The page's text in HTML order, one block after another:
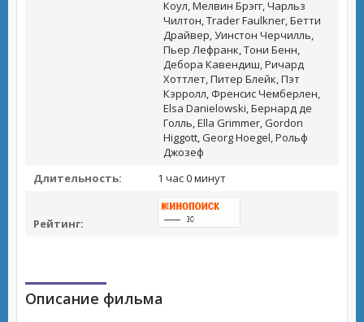
Коул, Мелвин Брэгг, Чарльз
Чилтон, Trader Faulkner, Бетти
Драйвер, Уинстон Черчилль,
Пьер Лефранк, Тони Бенн,
Дебора Кавендиш, Ричард
Хоттлет, Питер Блейк, Пэт
Кэрролл, Френсис Чемберлен,
Elsa Danielowski, Бернард де
Голль, Ella Grimmer, Gordon
Higgott, Georg Hoegel, Рольф
Джозеф
Длительность:
1 час 0 минут
Рейтинг:
Описание фильма